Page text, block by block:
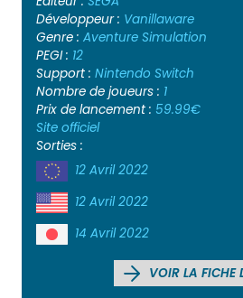
Développeur : Vanillaware
Genre : Aventure Simulation
PEGI : 12
Support : Nintendo Switch
Nombre de joueurs : 1
Prix de lancement : 59.99€
Site officiel
Sorties :
12 Avril 2022
12 Avril 2022
14 Avril 2022
VOIR LA FICHE